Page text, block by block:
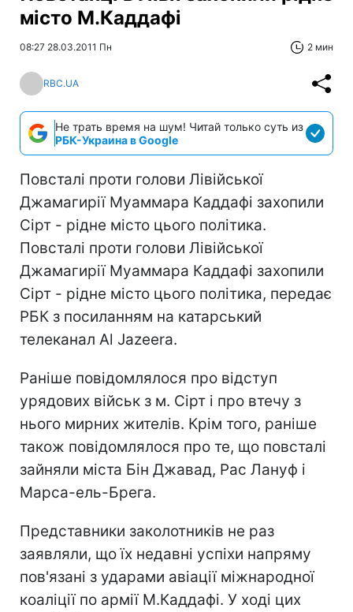
місто М.Каддафі
08:27 28.03.2011 Пн 2 мин
RBC.UA
Не трать время на шум! Читай только суть из
РБК-Украина в Google
Повсталі проти голови Лівійської
Джамагирії Муаммара Каддафі захопили
Сірт - рідне місто цього політика.
Повсталі проти голови Лівійської
Джамагирії Муаммара Каддафі захопили
Сірт - рідне місто цього політика, передає
РБК з посиланням на катарський
телеканал Al Jazeera.
Раніше повідомлялося про відступ
урядових військ з м. Сірт і про втечу з
нього мирних жителів. Крім того, раніше
також повідомлялося про те, що повсталі
зайняли міста Бін Джавад, Рас Лануф і
Марса-ель-Брега.
Представники заколотників не раз
заявляли, що їх недавні успіхи напряму
пов'язані з ударами авіації міжнародної
коаліції по армії М.Каддафі. У ході цих